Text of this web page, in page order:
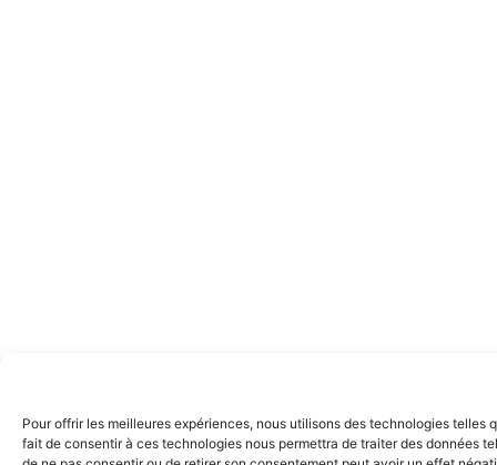
Pour offrir les meilleures expériences, nous utilisons des technologies
fait de consentir à ces technologies nous permettra de traiter des données